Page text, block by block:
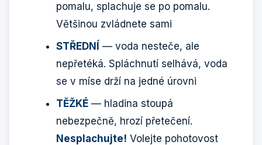
pomalu, splachuje se po pomalu.
Většinou zvládnete sami
STŘEDNÍ
— voda nesteče, ale
nepřetéká. Spláchnutí selhává, voda
se v míse drží na jedné úrovni
TĚŽKÉ — hladina stoupá
nebezpečně, hrozí přetečení.
Nesplachujte! Volejte pohotovost